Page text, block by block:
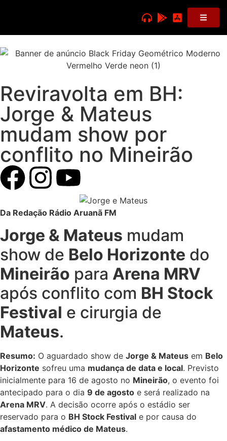
Reviravolta em BH:
Jorge & Mateus
mudam show por
conflito no Mineirão
Da Redação Rádio Aruanã FM
Jorge & Mateus mudam
show de Belo Horizonte do
Mineirão para Arena MRV
após conflito com BH Stock
Festival e cirurgia de
Mateus.
Resumo: O aguardado show de Jorge & Mateus em Belo
Horizonte sofreu uma mudança de data e local. Previsto
inicialmente para 16 de agosto no Mineirão, o evento foi
antecipado para o dia 9 de agosto e será realizado na
Arena MRV. A decisão ocorre após o estádio ser
reservado para o BH Stock Festival e por causa do
afastamento médico de Mateus.